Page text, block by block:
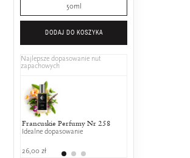
50ml
DODAJ DO KOSZYKA
Najlepsze dopasowanie nut
zapachowych
Francuskie Perfumy Nr 258
Idealne dopasowanie
26,00 zł